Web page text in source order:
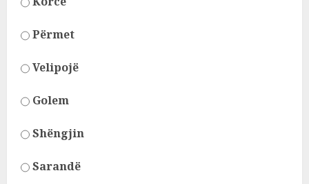
Përmet
Velipojë
Golem
Shëngjin
Sarandë